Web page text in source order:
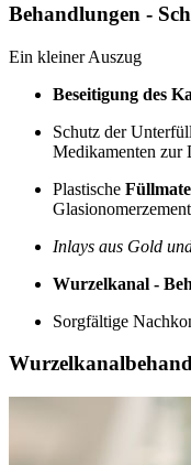
Behandlungen -
Ein kleiner Auszug
Beseitigung des
Schutz der
Medikamenten zur
Plastische
Inlays aus Gold
Wurzelkanal -
Sorgfältige